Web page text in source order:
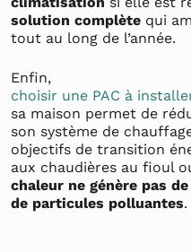
solution complète qui
tout au long de l’année.
Enfin,
choisir une PAC à
sa maison permet de
son système de
objectifs de transition
aux chaudières au fioul
chaleur ne génère pas
de particules polluantes.